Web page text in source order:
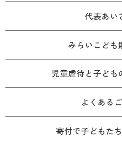
代表あい
みらいこども
児童虐待と子ども
よくある
寄付で子どもた